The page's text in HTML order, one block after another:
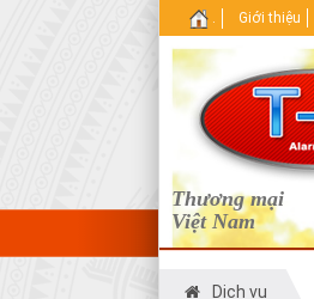
Thương mại
Việt Nam
. Giới thiệu
Dịch vụ